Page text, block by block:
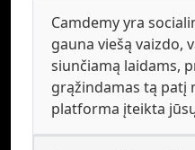
Camdemy yra
gauna viešą vaizdo,
siunčiamą laidams,
grąžindamas tą patį
platforma įteikta